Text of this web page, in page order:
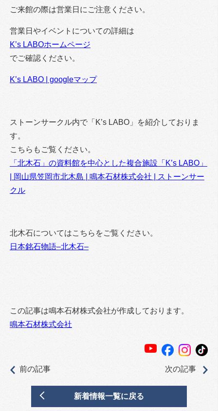
ご来館の際は営業日にご注意ください。
営業日やイベントについての詳細は
K’s LABOホームページ
でご確認ください。
K’s LABO | googleマップ
ストーンサークル内で「K’s LABO」を紹介しておりま
す。
こちらもご覧ください。
「北木石」の資料館を中心とした複合施設「K’s LABO」
| 岡山県笠岡市北木島 | 鳴本石材株式会社 | ストーンサー
クル
北木石についてはこちらをご覧ください。
日本銘石物語–北木石–
この記事は鳴本石材株式会社が作成しております。
鳴本石材株式会社
前の記事 次の記事
新着情報一覧に戻る